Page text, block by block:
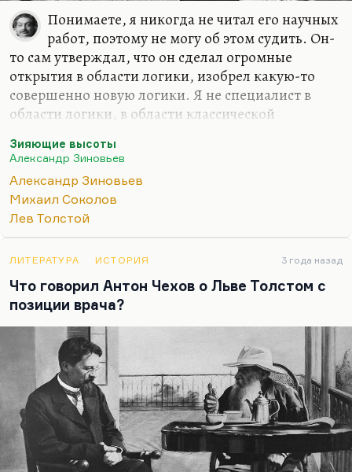
Понимаете, я никогда не читал его научных
работ, поэтому не могу об этом судить. Он-
то сам утверждал, что он сделал огромные
открытия в области логики, изобрел какую-то
совершенно новую логики. Я не специалист в
области логики, в области классической
слово.
Но что касается его художественных
произведений, то как раз здесь эволюция
довольно типична. Он разочаровался в России,
разочаровался он и в Западе: назвал западную
. Не будучи достаточно
высоко, адекватно – как ему казалось – там
оценен, он вернулся и продолжал Запад поливать
грязью 20 лет. «Зияющие высоты» кажутся мне…
Зияющие высоты
Александр Зиновьев
Александр Зиновьев
Михаил Соколов
Лев Толстой
ЛИТЕРАТУРА ИСТОРИЯ 3 года назад
Что говорил Антон Чехов о Льве Толстом с
позиции врача?